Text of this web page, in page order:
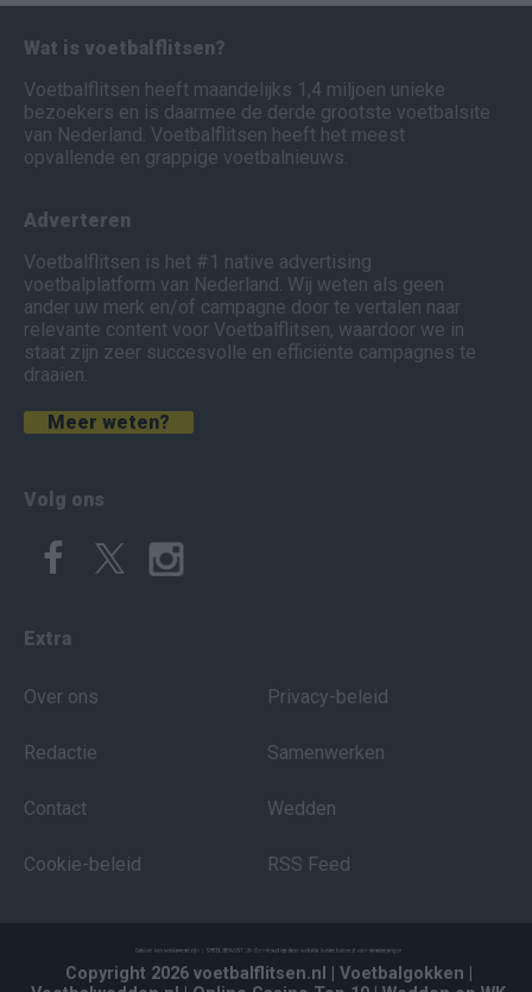
Wat is voetbalflitsen?
Voetbalflitsen heeft maandelijks 1,4 miljoen unieke
bezoekers en is daarmee de derde grootste voetbalsite
van Nederland. Voetbalflitsen heeft het meest
opvallende en grappige voetbalnieuws.
Adverteren
Voetbalflitsen is het #1 native advertising
voetbalplatform van Nederland. Wij weten als geen
ander uw merk en/of campagne door te vertalen naar
relevante content voor Voetbalflitsen, waardoor we in
staat zijn zeer succesvolle en efficiënte campagnes te
draaien.
Meer weten?
Volg ons
Extra
Over ons
Redactie
Contact
Cookie-beleid
Privacy-beleid
Samenwerken
Wedden
RSS Feed
Copyright 2026 voetbalflitsen.nl | Voetbalgokken